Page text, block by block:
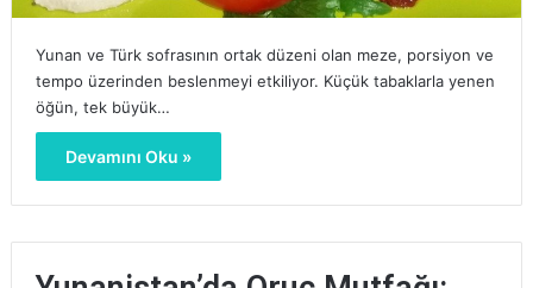
Yunan ve Türk sofrasının ortak düzeni olan meze, porsiyon ve
tempo üzerinden beslenmeyi etkiliyor. Küçük tabaklarla yenen
öğün, tek büyük…
Devamını Oku »